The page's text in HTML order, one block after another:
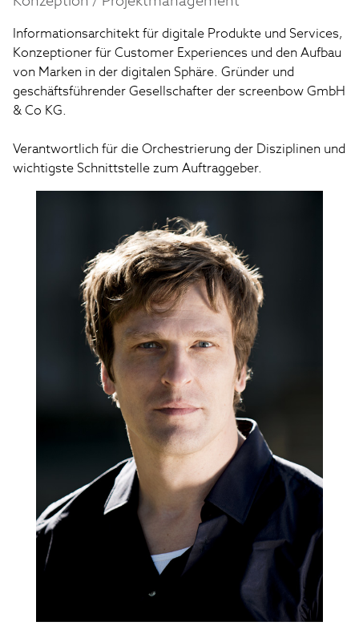
Informationsarchitekt für digitale Produkte und Services,
Konzeptioner für Customer Experiences und den Aufbau
von Marken in der digitalen Sphäre. Gründer und
geschäftsführender Gesellschafter der screenbow GmbH
& Co KG.
Verantwortlich für die Orchestrierung der Disziplinen und
wichtigste Schnittstelle zum Auftraggeber.